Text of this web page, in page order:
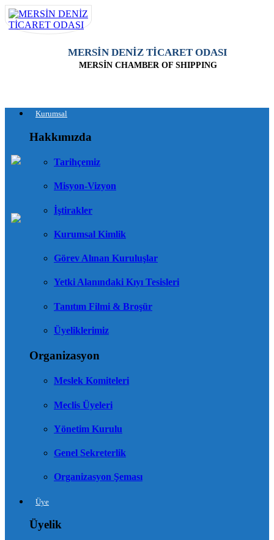
MERSİN DENİZ TİCARET ODASI
MERSİN CHAMBER OF SHIPPING
Kurumsal
Hakkımızda
Tarihçemiz
Misyon-Vizyon
İştirakler
Kurumsal Kimlik
Görev Alınan Kuruluşlar
Yetki Alanındaki Kıyı Tesisleri
Tanıtım Filmi & Broşür
Üyeliklerimiz
Organizasyon
Meslek Komiteleri
Meclis Üyeleri
Yönetim Kurulu
Genel Sekreterlik
Organizasyon Şeması
Üye
Üyelik